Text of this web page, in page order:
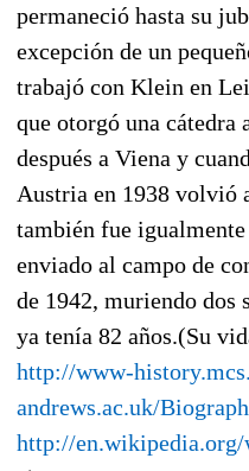
permaneció hasta su
excepción de un
trabajó con Klein en
que otorgó una cátedra
después a Viena y
Austria en 1938 volvió
también fue
enviado al campo de
de 1942, muriendo dos
ya tenía 82 años.(Su
http://www-
andrews.ac.uk/
http://